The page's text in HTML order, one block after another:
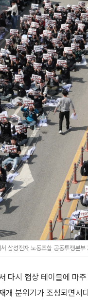
삼성전자 노동조합 공동투쟁본
다시 협상 테이블에 마
개 분위기가 조성되면